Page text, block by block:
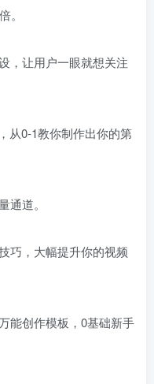
。
，让用户一眼就想关注
从0-1教你制作出你的第
道。
巧，大幅提升你的视频
能创作模板，0基础新手